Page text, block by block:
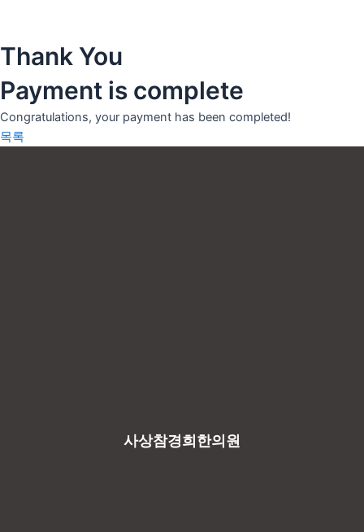
츠
로
건
뛰
기
인사말
안티트러블
펄화이트
Thank You
Payment is complete
Congratulations, your payment has been completed!
목록
사상참경희한의원